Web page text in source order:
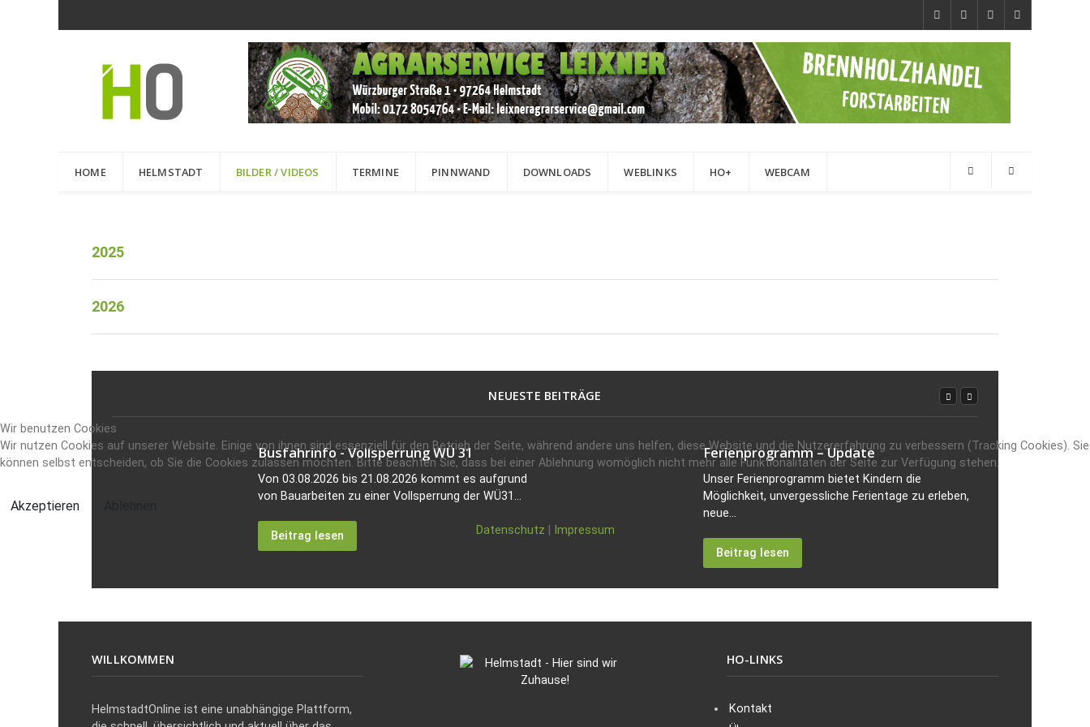
HOME HELMSTADT BILDER / VIDEOS TERMINE PINNWAND DOWNLOADS WEBLINKS HO+ WEBCAM
2025
2026
NEUESTE BEITRÄGE
Busfahrinfo - Vollsperrung WÜ 31
Von 03.08.2026 bis 21.08.2026 kommt es aufgrund
von Bauarbeiten zu einer Vollsperrung der WÜ31...
Beitrag lesen
Ferienprogramm – Update
Unser Ferienprogramm bietet Kindern die
Möglichkeit, unvergessliche Ferientage zu erleben,
neue...
Beitrag lesen
WILLKOMMEN
HelmstadtOnline ist eine unabhängige Plattform,
HO-LINKS
Kontakt
Wir benutzen Cookies
Wir nutzen Cookies auf unserer Website. Einige von ihnen sind essenziell für den Betrieb der Seite, während andere uns helfen, diese Website und die Nutzererfahrung zu verbessern (Tracking Cookies). Sie
können selbst entscheiden, ob Sie die Cookies zulassen möchten. Bitte beachten Sie, dass bei einer Ablehnung womöglich nicht mehr alle Funktionalitäten der Seite zur Verfügung stehen.
Akzeptieren
Datenschutz Impressum